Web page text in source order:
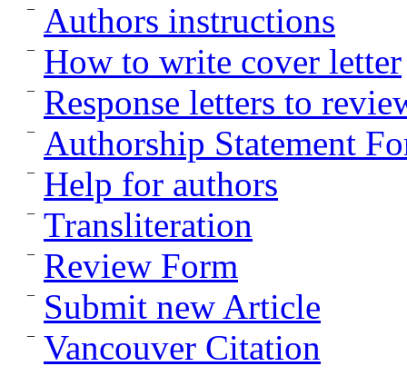
Authors instructions
How to write cover letter
Response letters to
Authorship Statement
Help for authors
Transliteration
Review Form
Submit new Article
Vancouver Citation